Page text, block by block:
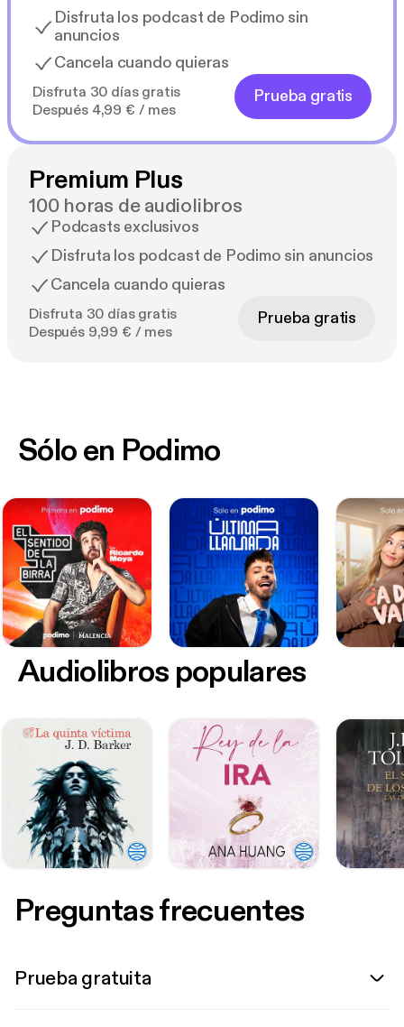
Disfruta los podcast de Podimo sin
anuncios
Cancela cuando quieras
Disfruta 30 días gratis
Después 4,99 € / mes
Prueba gratis
Premium Plus
100 horas de audiolibros
Podcasts exclusivos
Disfruta los podcast de Podimo sin anuncios
Cancela cuando quieras
Disfruta 30 días gratis
Después 9,99 € / mes
Prueba gratis
Sólo en Podimo
Audiolibros populares
Preguntas frecuentes
Prueba gratuita